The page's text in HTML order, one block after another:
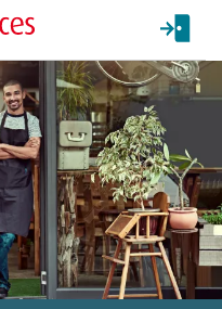
alla selezione delle